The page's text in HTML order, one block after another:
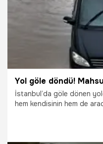
Yol göle döndü!
İstanbul’da göle dönen
hem kendisinin hem de